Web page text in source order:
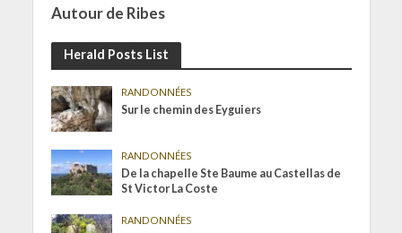
Autour de Ribes
Herald Posts List
RANDONNÉES
Sur le chemin des Eyguiers
RANDONNÉES
De la chapelle Ste Baume au Castellas de
St Victor La Coste
RANDONNÉES